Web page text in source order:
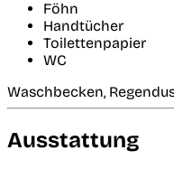
Föhn
Handtücher
Toilettenpapier
WC
Waschbecken,
Ausstattung